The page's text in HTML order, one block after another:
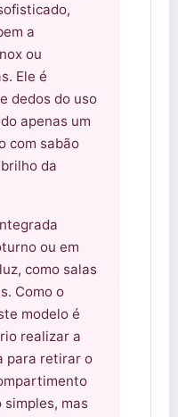
a
ou
Ele é
dedos do uso
apenas um
com sabão
da
ou em
como salas
Como o
modelo é
realizar a
para retirar o
simples, mas